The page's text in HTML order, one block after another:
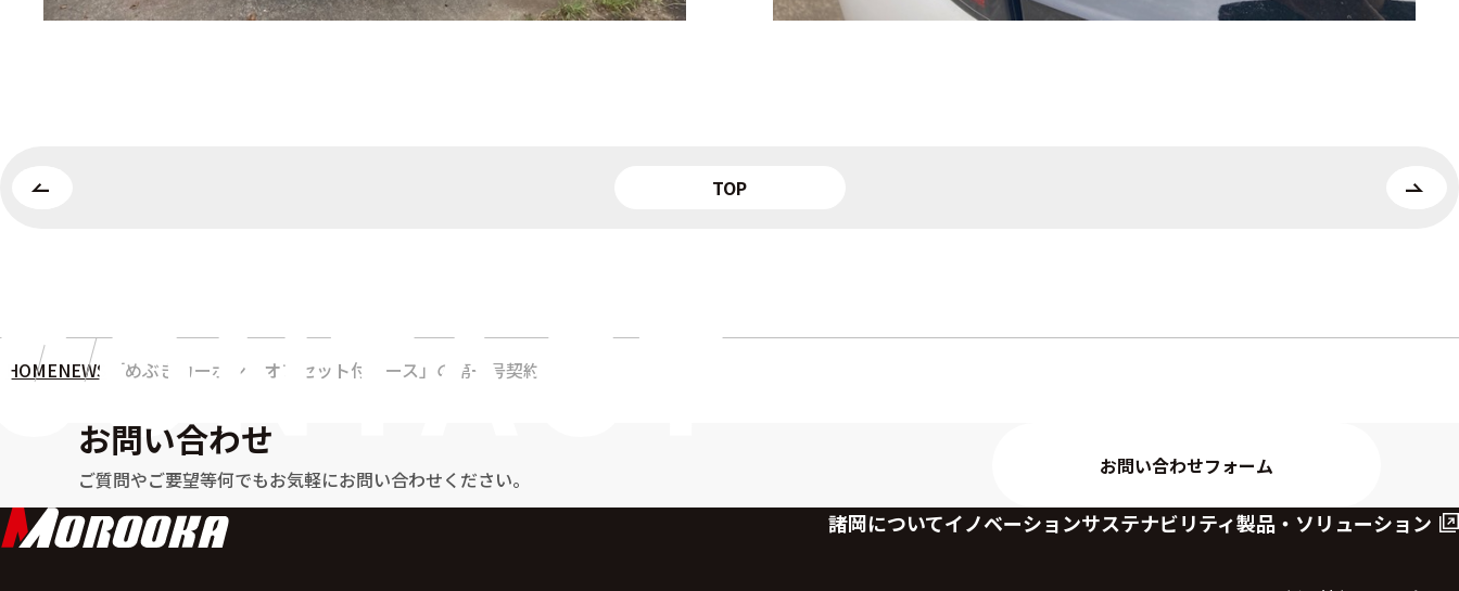
TOP
HOMENEWS 「めぶきカーボン・オフセット付リース」の第一号契約
お問い合わせ
ご質問やご要望等何でもお気軽にお問い合わせください。
お問い合わせフォーム
諸岡についてイノベーションサステナビリティ製品・ソリューション